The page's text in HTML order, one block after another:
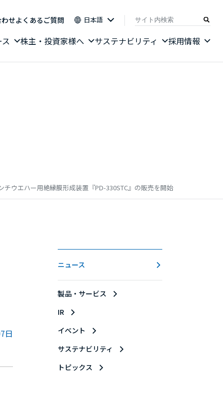
せよくあるご質問 日本語
株主・投資家様へ サステナビリティ 採用情報
チウエハー用絶縁膜形成装置『PD-330STC』の販売を開始
日
ニュース
製品・サービス
IR
イベント
サステナビリティ
トピックス